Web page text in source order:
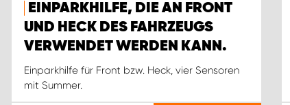
EINPARKHILFE, DIE AN FRONT
UND HECK DES FAHRZEUGS
VERWENDET WERDEN KANN.
Einparkhilfe für Front bzw. Heck, vier Sensoren
mit Summer.